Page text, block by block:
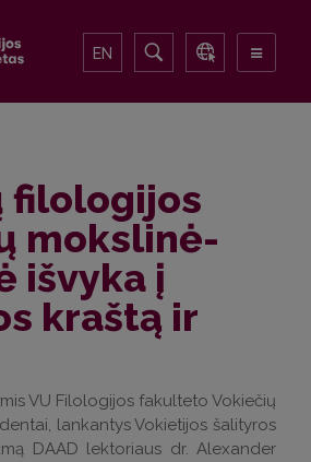
EN
filologijos
mokslinė-
išvyka į
kraštą ir
VU Filologijos fakulteto Vokiečių
lankantys Vokietijos šalityros
DAAD lektoriaus dr. Alexander